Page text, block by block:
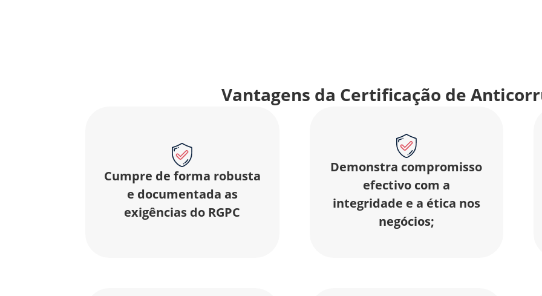
Vantagens da Certificação de
Cumpre de forma robusta
e documentada as
exigências do RGPC
Demonstra compromisso
efectivo com a
integridade e a ética nos
negócios;